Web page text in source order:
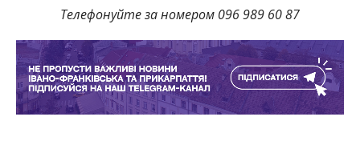
Телефонуйте за номером 096 989 60 87